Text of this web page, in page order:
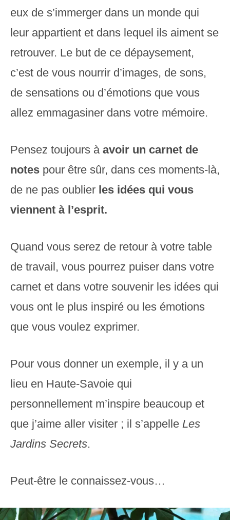
eux de s’immerger dans un monde qui
leur appartient et dans lequel ils aiment se
retrouver. Le but de ce dépaysement,
c’est de vous nourrir d’images, de sons,
de sensations ou d’émotions que vous
allez emmagasiner dans votre mémoire.
Pensez toujours à avoir un carnet de
notes pour être sûr, dans ces moments-là,
de ne pas oublier les idées qui vous
viennent à l’esprit.
Quand vous serez de retour à votre table
de travail, vous pourrez puiser dans votre
carnet et dans votre souvenir les idées qui
vous ont le plus inspiré ou les émotions
que vous voulez exprimer.
Pour vous donner un exemple, il y a un
lieu en Haute-Savoie qui
personnellement m’inspire beaucoup et
que j’aime aller visiter ; il s’appelle Les
Jardins Secrets.
Peut-être le connaissez-vous…